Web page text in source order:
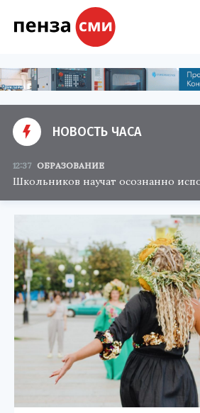
НОВОСТЬ ЧАСА
12:37 ОБРАЗОВАНИЕ
Школьников научат осознанно